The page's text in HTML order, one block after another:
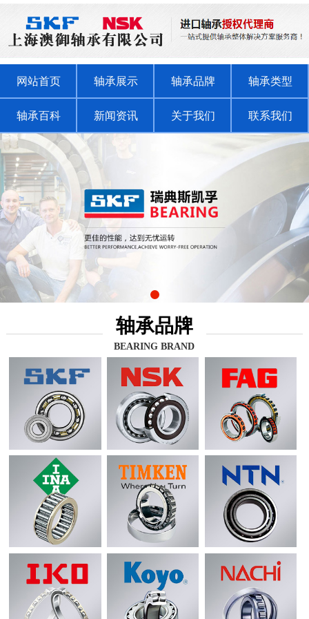
网站首页 轴承展示 轴承品牌 轴承类型
轴承百科 新闻资讯 关于我们 联系我们
轴承品牌
BEARING BRAND